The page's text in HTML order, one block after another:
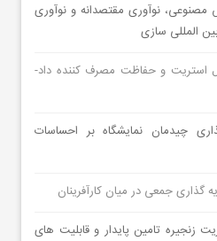
مصنوعی، نوآوری مقتصدانه و نوآوری
المللی سازی
استریت و حفاظت مصرف کننده داد-
چیدمان نمایشگاه بر احساسات
گذاری جمعی در میان کارآفرینان
زنجیره تامین پایدار و قابلیت های